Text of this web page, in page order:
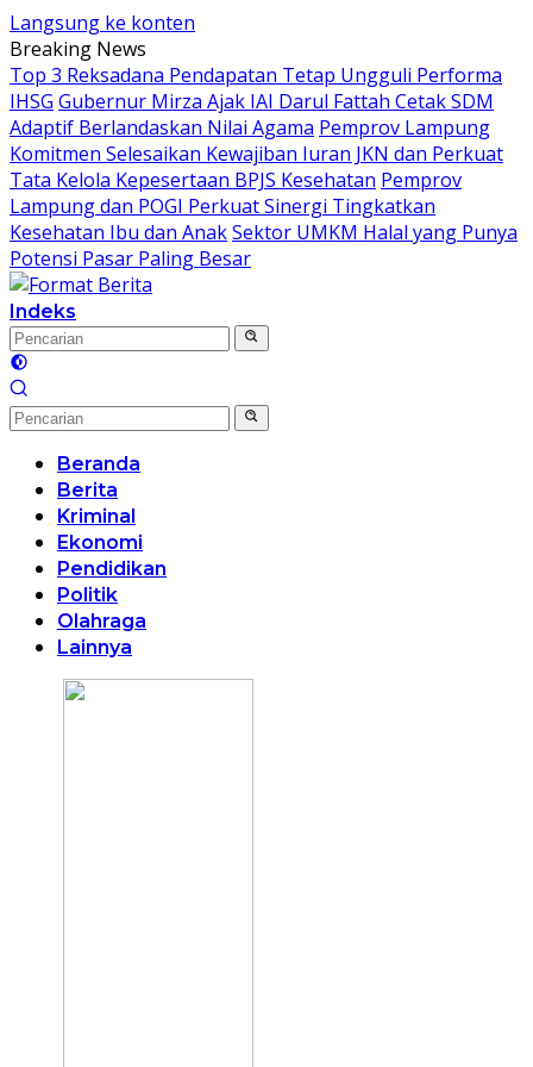
Langsung ke konten
Breaking News
Top 3 Reksadana Pendapatan Tetap Ungguli Performa
IHSG Gubernur Mirza Ajak IAI Darul Fattah Cetak SDM
Adaptif Berlandaskan Nilai Agama Pemprov Lampung
Komitmen Selesaikan Kewajiban Iuran JKN dan Perkuat
Tata Kelola Kepesertaan BPJS Kesehatan Pemprov
Lampung dan POGI Perkuat Sinergi Tingkatkan
Kesehatan Ibu dan AnakSektor UMKM Halal yang Punya
Potensi Pasar Paling Besar
Indeks
Beranda
Berita
Kriminal
Ekonomi
Pendidikan
Politik
Olahraga
Lainnya